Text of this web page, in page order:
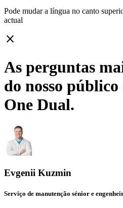
Pode mudar a língua no canto
actual
close
As perguntas
do nosso
One Dual.
Evgenii Kuzmin
Serviço de manutenção sénior e